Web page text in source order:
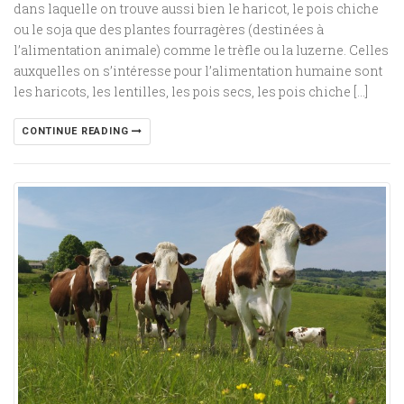
dans laquelle on trouve aussi bien le haricot, le pois chiche
ou le soja que des plantes fourragères (destinées à
l’alimentation animale) comme le trèfle ou la luzerne. Celles
auxquelles on s’intéresse pour l’alimentation humaine sont
les haricots, les lentilles, les pois secs, les pois chiche […]
CONTINUE READING